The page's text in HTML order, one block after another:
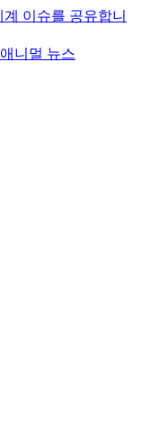
이슈를 공유합니
니멀 뉴스